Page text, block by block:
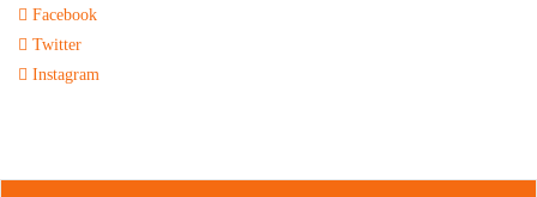
naar
Facebook
Twitter
Instagram